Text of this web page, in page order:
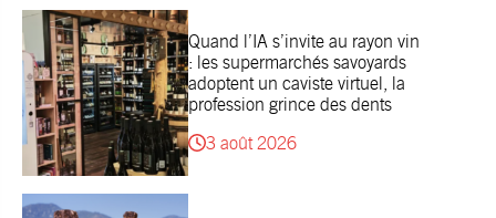
Quand l’IA s’invite au rayon vin
: les supermarchés savoyards
adoptent un caviste virtuel, la
profession grince des dents
3 août 2026